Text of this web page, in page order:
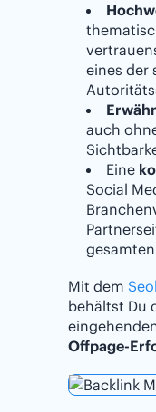
eines der
auch
Eine
Social
Mit dem
behältst Du
Offpage-